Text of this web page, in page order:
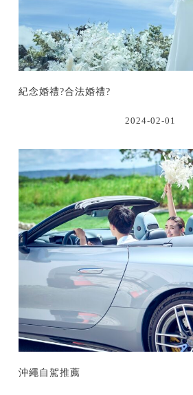
紀念婚禮?合法婚禮?
2024-02-01
沖繩自駕推薦